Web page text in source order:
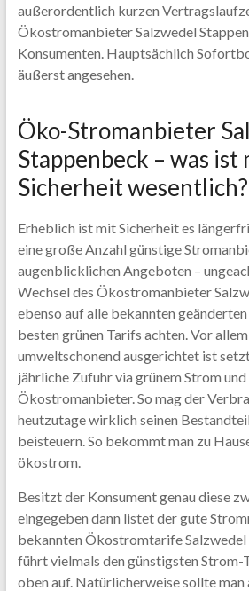
außerordentlich kurzen
Ökostromanbieter Salzwedel
Konsumenten. Hauptsächlich
äußerst angesehen.
Öko-Stromanbieter
Stappenbeck – was ist
Sicherheit wesentlich?
Erheblich ist mit Sicherheit es
eine große Anzahl günstige
augenblicklichen Angeboten –
Wechsel des Ökostromanbieter
ebenso auf alle bekannten
besten grünen Tarifs achten. Vor
umweltschonend ausgerichtet ist
jährliche Zufuhr via grünem Strom
Ökostromanbieter. So mag der
heutzutage wirklich seinen
beisteuern. So bekommt man zu
ökostrom.
Besitzt der Konsument genau diese
eingegeben dann listet der gute
bekannten Ökostromtarife Salzwedel
führt vielmals den günstigsten Strom-
oben auf. Natürlicherweise sollte